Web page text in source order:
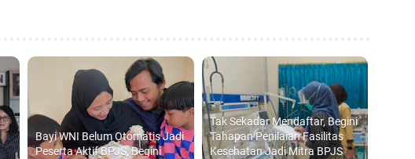
Balongpanggang
Bayi WNI Belum Otomatis Jadi
Peserta Aktif BPJS, Begini
Tak Sekadar Mendaftar, Begini
Tahapan Penilaian Fasilitas
Kesehatan Jadi Mitra BPJS